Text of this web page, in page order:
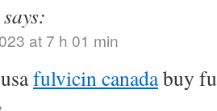
says:
at 7 h 01 min
fulvicin canadabuy